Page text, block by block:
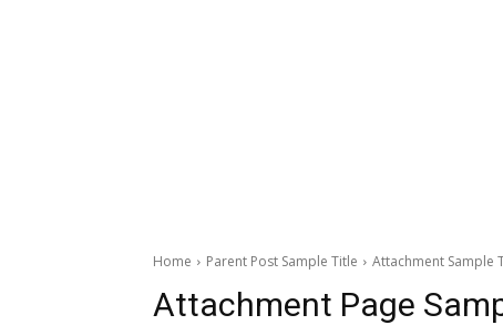
Home Parent Post Sample Title Attachment Sample
Attachment Page